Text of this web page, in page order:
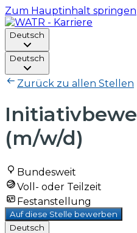
Zum Hauptinhalt springen
Deutsch
Deutsch
Zurück zu allen Stellen
(m/w/d)
Bundesweit
Voll- oder Teilzeit
Festanstellung
Auf diese Stelle bewerben
Deutsch